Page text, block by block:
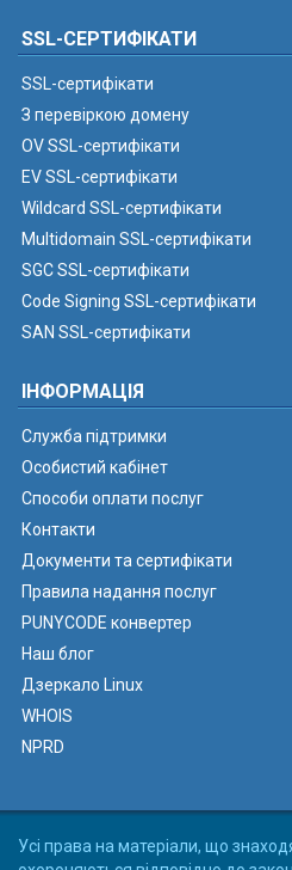
SSL-СЕРТИФІКАТИ
SSL-сертифікати
З перевіркою домену
OV SSL-сертифікати
EV SSL-сертифікати
Wildcard SSL-сертифікати
Multidomain SSL-сертифікати
SGC SSL-сертифікати
Code Signing SSL-сертифікати
SAN SSL-сертифікати
ІНФОРМАЦІЯ
Служба підтримки
Особистий кабінет
Способи оплати послуг
Контакти
Документи та сертифікати
Правила надання послуг
PUNYCODE конвертер
Наш блог
Дзеркало Linux
WHOIS
NPRD
Усі права на матеріали, що